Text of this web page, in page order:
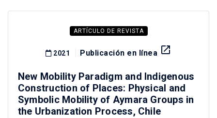
ARTÍCULO DE REVISTA
2021 Publicación en línea launch
New Mobility Paradigm and Indigenous
Construction of Places: Physical and
Symbolic Mobility of Aymara Groups in
the Urbanization Process, Chile